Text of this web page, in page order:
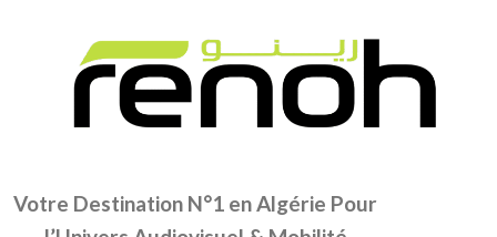
Votre Destination N°1 en Algérie Pour